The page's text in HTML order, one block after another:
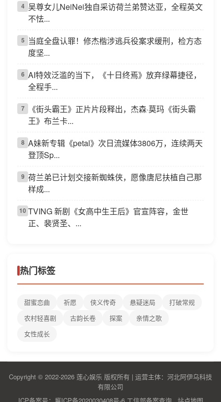
4 吴尊女儿NeiNei独自采访荷兰弟赞达亚，全程英文
不怯...
5 当庭全盘认罪！修杰楷涉逃兵役案求缓刑，检方态
度坚...
6 AI特效泛滥的当下，《十日终焉》放弃绿幕捷径，
全程手...
7
《街头霸王》正片片段释出，杰森·莫玛《街头霸
王》布兰卡...
8 A妹新专辑《petal》次日流媒体3806万，连续两天
登顶Sp...
9 荷兰弟已计划交接新蜘蛛侠，愿像唐尼扶植自己那
样成...
10 TVING 新剧《女高中生王后》官宣阵容，金世
正、裴贤圣、...
热门标签
甜蜜恋曲 祈愿 侠义传奇 悬疑迷局
打破常规
农村轻喜剧
古韵长卷 探案
亲情之歌
女性成长
Copyright © 2022-2026 莲心娱乐 版权所有 | 运营主体：河北阿伊乌科技
有限公司